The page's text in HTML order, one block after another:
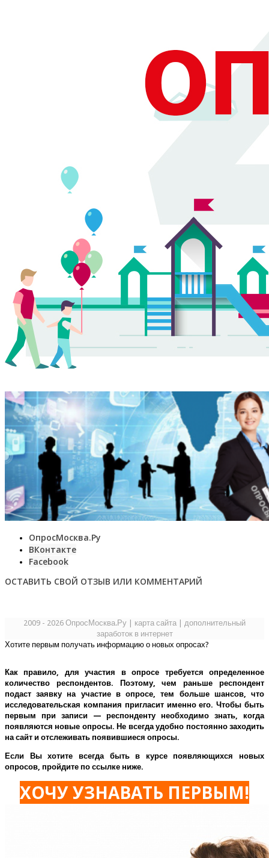
ОпросМосква.Ру
ВКонтакте
Facebook
ОСТАВИТЬ СВОЙ ОТЗЫВ ИЛИ КОММЕНТАРИЙ
2009 - 2026 ОпросМосква.Ру карта сайта
дополнительный
заработок в интернет
Хотите первым получать информацию о новых опросах?
Как правило, для участия в опросе требуется определенное
количество респондентов. Поэтому, чем раньше респондент
подаст заявку на участие в опросе, тем больше шансов, что
исследовательская компания пригласит именно его.Чтобы быть
первым при записи — респонденту необходимо знать, когда
появляются новые опросы. Не всегда удобно постоянно заходить
на сайт и отслеживать появившиеся опросы.
Если Вы хотите всегда быть в курсе появляющихся новых
опросов, пройдите по ссылке ниже.
ХОЧУ УЗНАВАТЬ ПЕРВЫМ!